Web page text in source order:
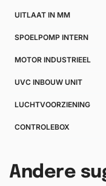
UITLAAT IN MM
SPOELPOMP INTERN
MOTOR INDUSTRIEEL
UVC INBOUW UNIT
LUCHTVOORZIENING
CONTROLEBOX
Andere